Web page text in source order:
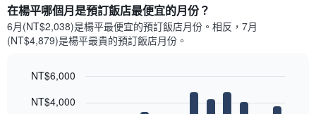
在楊平哪個月是預訂飯店最便宜的月份？
6月(NT$2,038)是楊平​最便宜的預訂飯店月份。​相反，7月
(NT$4,879)是楊平最貴的預訂飯店月份。
chart
graphic.
NT$4,000
NT$6,000